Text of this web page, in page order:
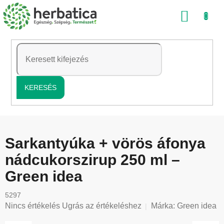
Ugrás
a
tartalomhoz
KERESÉS
Sarkantyúka + vörös áfonya
nádcukorszirup 250 ml –
Green idea
5297
A
Nincs értékelés Ugrás az értékeléshez Márka: Green idea